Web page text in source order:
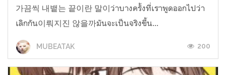
가끔씩 내뱉는 끝이란 말이ว่าบางครั้งที่เราพูดออกไปว่า
เลิกกัน이뤄지진 않을까มันจะเป็นจริงขึ้น...
MUBEATAK 200